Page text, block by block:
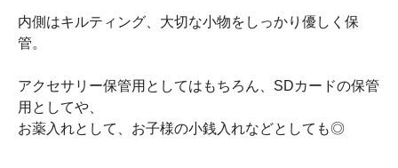
内側はキルティング、大切な小物をしっかり優しく保
管。
アクセサリー保管用としてはもちろん、SDカードの保管
用としてや、
お薬入れとして、お子様の小銭入れなどとしても◎